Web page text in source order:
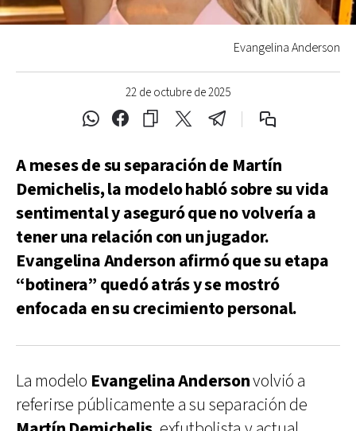
22 de octubre de 2025
Evangelina Anderson
A meses de su separación de Martín
Demichelis, la modelo habló sobre su vida
sentimental y aseguró que no volvería a
tener una relación con un jugador.
Evangelina Anderson afirmó que su etapa
“botinera” quedó atrás y se mostró
enfocada en su crecimiento personal.
La modelo Evangelina Andersonvolvió a
referirse públicamente a su separación de